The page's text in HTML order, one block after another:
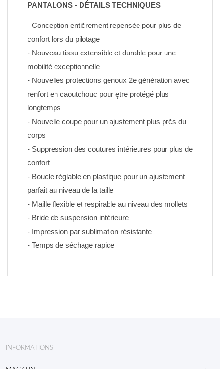
PANTALONS - DÉTAILS TECHNIQUES
- Conception entičrement repensée pour plus de
confort lors du pilotage
- Nouveau tissu extensible et durable pour une
mobilité exceptionnelle
- Nouvelles protections genoux 2e génération avec
renfort en caoutchouc pour ętre protégé plus
longtemps
- Nouvelle coupe pour un ajustement plus prčs du
corps
- Suppression des coutures intérieures pour plus de
confort
- Boucle réglable en plastique pour un ajustement
parfait au niveau de la taille
- Maille flexible et respirable au niveau des mollets
- Bride de suspension intérieure
- Impression par sublimation résistante
- Temps de séchage rapide
INFORMATIONS